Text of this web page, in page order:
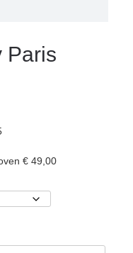
Paris
€ 49,00